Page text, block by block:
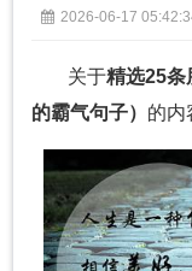
2026-06-17
关于精选25条
的霸气句子） 的内